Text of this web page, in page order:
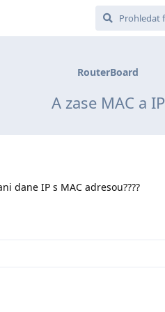
RouterBoard
A zase MAC a IP
dane IP s MAC adresou????